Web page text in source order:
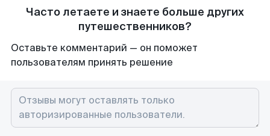
Часто летаете и знаете больше других
путешественников?
Оставьте комментарий — он поможет
пользователям принять решение